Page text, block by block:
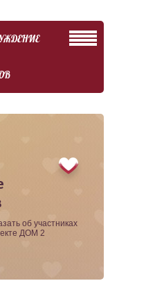
об участниках
ДОМ 2